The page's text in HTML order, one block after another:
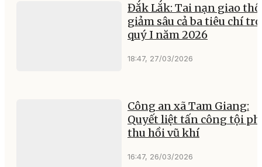
Đắk Lắk: Tai nạn giao
giảm sâu cả ba tiêu chí
quý I năm 2026
18:47, 27/03/2026
Công an xã Tam Giang:
Quyết liệt tấn công tội
thu hồi vũ khí
16:47, 26/03/2026